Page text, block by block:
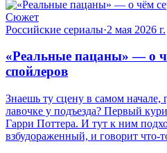
Сюжет
Российские сериалы·2 мая 2026 г.
«Реальные пацаны» — о
спойлеров
Знаешь ту сцену в самом начале,
лавочке у подъезда? Первый
Гарри Поттера. И тут к ним
взбудораженный, и говорит